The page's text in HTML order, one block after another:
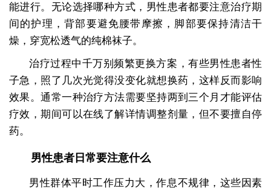
能进行。无论选择哪种方式，男性患者都要注意治疗期
间的护理，背部要避免腰带摩擦，脚部要保持清洁干
燥，穿宽松透气的纯棉袜子。
治疗过程中千万别频繁更换方案，有些男性患者性
子急，照了几次光觉得没变化就想换药，这样反而影响
效果。通常一种治疗方法需要坚持两到三个月才能评估
疗效，期间可以在线了解详情调整剂量，但不要擅自停
药。
男性患者日常要注意什么
男性群体平时工作压力大，作息不规律，这些因素